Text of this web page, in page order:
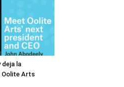
deja la
Oolite Arts